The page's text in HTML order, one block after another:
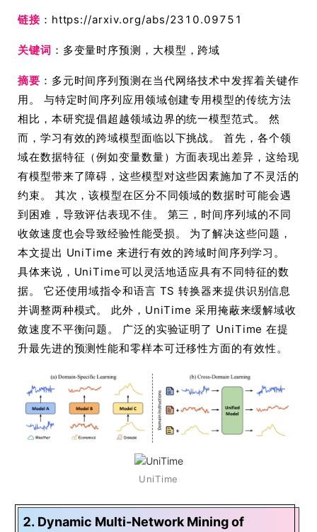
链接：https://arxiv.org/abs/2310.09751
关键词 ：多变量时序预测，大模型，跨域
摘要 ：多元时间序列预测在当代网络技术中发挥着关键作
用。 与特定时间序列应用领域创建专用模型的传统方法
相比，本研究提倡超越领域边界的统一模型范式。 然
而，学习有效的跨域模型面临以下挑战。 首先，各个领
域在数据特征（例如变量数量）方面表现出差异，这给现
有模型带来了障碍，这些模型对这些因素施加了不灵活的
约束。 其次，该模型在区分不同领域的数据时可能会遇
到困难，导致评估表现不佳。 第三，时间序列域的不同
收敛速度也会导致经验性能受损。 为了解决这些问题，
本文提出 UniTime 来进行有效的跨域时间序列学习。
具体来说，UniTime可以灵活地适应具有不同特征的数
据。 它还使用域指令和语言 TS 转换器来提供识别信息
并调整两种模式。 此外，UniTime 采用掩蔽来缓解域收
敛速度不平衡问题。 广泛的实验证明了 UniTime 在提
升最先进的预测性能和零样本可迁移性方面的有效性。
UniTime
2. Dynamic Multi-Network Mining of